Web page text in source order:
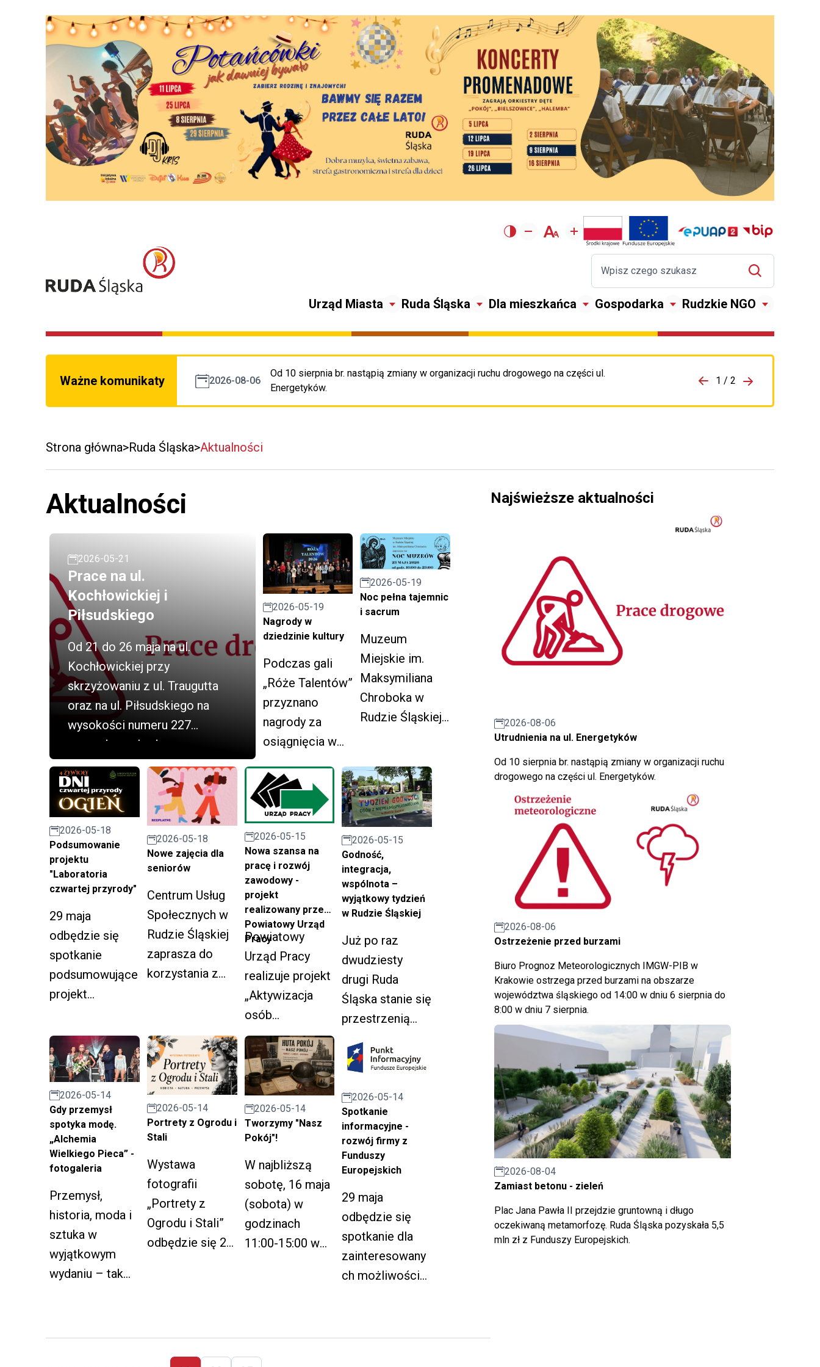
Urząd Miasta Ruda Śląska Dla mieszkańca Gospodarka Rudzkie NGO
Ważne komunikaty 2026-08-06
Od 10 sierpnia br. nastąpią zmiany w organizacji ruchu drogowego na części ul.
Energetyków.
Przejdź do porzpedniego komunikatu 1 / 2
Przejdź do
Strona główna Ruda Śląska Aktualności
Aktualności
2026-05-21
Prace na ul.
Kochłowickiej i
Piłsudskiego
Od 21 do 26 maja na ul.
Kochłowickiej przy
skrzyżowaniu z ul. Traugutta
oraz na ul. Piłsudskiego na
wysokości numeru 227
prowadzone będą prace w
ramach remontów bieżących.
2026-05-19
Nagrody w
dziedzinie kultury
Podczas gali
„Róże Talentów”
przyznano
nagrody za
osiągnięcia w
twórczości
artystycznej,
upowszechniani
a i ochrony
kultury za 2025
r.
2026-05-19
Noc pełna tajemnic
i sacrum
Muzeum
Miejskie im.
Maksymiliana
Chroboka w
Rudzie Śląskiej
ramach Nocy
Muzeów.
2026-05-18
Podsumowanie
projektu
"Laboratoria
czwartej przyrody"
29 maja
odbędzie się
spotkanie
podsumowujące
projekt
czwartej
przyrody", po
nim gra
terenowa,
ognisko i
występ teatru
ognia.
2026-05-18
Nowe zajęcia dla
seniorów
Centrum Usług
Społecznych w
Rudzie Śląskiej
zaprasza do
korzystania z
h Orbita.
2026-05-15
Nowa szansa na
pracę i rozwój
zawodowy -
projekt
realizowany przez
Powiatowy Urząd
Pracy
Powiatowy
Urząd Pracy
realizuje projekt
„Aktywizacja
osób
bezrobotnych
zarejestrowanyc
h w PUP".
2026-05-15
Godność,
integracja,
wspólnota –
wyjątkowy tydzień
w Rudzie Śląskiej
Już po raz
dwudziesty
drugi Ruda
Śląska stanie się
przestrzenią
życzliwości,
integracji i
wspólnego
działania na
rzecz osób z
niepełnosprawn
ościami oraz ich
bliskich.
2026-05-14
Gdy przemysł
spotyka modę.
„Alchemia
Wielkiego Pieca” -
fotogaleria
Przemysł,
historia, moda i
sztuka w
wyjątkowym
wydaniu – tak
2026-05-14
Portrety z Ogrodu i
Stali
Wystawa
fotografii
„Portrety z
Ogrodu i Stali”
odbędzie się 20
2026-05-14
Tworzymy "Nasz
Pokój"!
W najbliższą
sobotę, 16 maja
(sobota) w
godzinach
11:00-15:00 w
Śląskiej
odbędzie się
2026-05-14
Spotkanie
informacyjne -
rozwój firmy z
Funduszy
Europejskich
29 maja
odbędzie się
spotkanie dla
zainteresowany
ch możliwością
rozwój firmy.
Najświeższe aktualności
2026-08-06
Utrudnienia na ul. Energetyków
Od 10 sierpnia br. nastąpią zmiany w organizacji ruchu
drogowego na części ul. Energetyków.
2026-08-06
Ostrzeżenie przed burzami
Biuro Prognoz Meteorologicznych IMGW-PIB w
Krakowie ostrzega przed burzami na obszarze
województwa śląskiego od 14:00 w dniu 6 sierpnia do
8:00 w dniu 7 sierpnia.
2026-08-04
Zamiast betonu - zieleń
Plac Jana Pawła II przejdzie gruntowną i długo
oczekiwaną metamorfozę. Ruda Śląska pozyskała 5,5
mln zł z Funduszy Europejskich.